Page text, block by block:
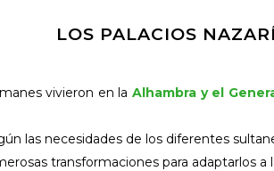
LOS PALACIOS
vivieron en laAlhambra y el
las necesidades de los diferentes
transformaciones para adaptarlos a